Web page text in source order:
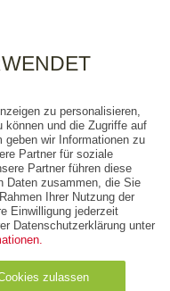
zu personalisieren,
können und die Zugriffe auf
geben wir Informationen zu
Partner für soziale
Partner führen diese
Daten zusammen, die Sie
Ihrer Nutzung der
Einwilligung jederzeit
Datenschutzerklärung unter
zulassen